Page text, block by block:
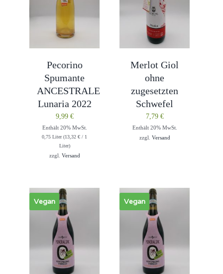
Pecorino
Spumante
ANCESTRALE
Lunaria 2022
9,99 €
Enthält 20% MwSt.
0,75 Liter (13,32€ / 1
Liter)
zzgl. Versand
Merlot Giol
ohne
zugesetzten
Schwefel
7,79 €
Enthält 20% MwSt.
zzgl. Versand
Vegan Vegan